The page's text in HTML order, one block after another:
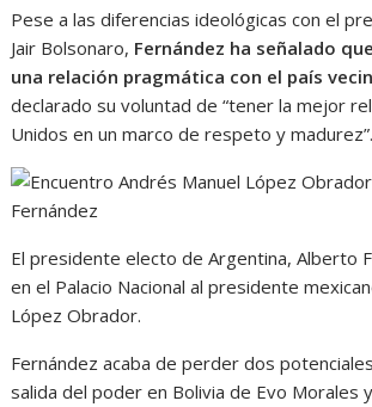
Pese a las diferencias ideológicas con el
Jair Bolsonaro, Fernández ha señalado
una relación pragmática con el país
declarado su voluntad de “tener la mejor
Unidos en un marco de respeto y madurez”.
El presidente electo de Argentina, Alberto
en el Palacio Nacional al presidente
López Obrador.
Fernández acaba de perder dos
salida del poder en Bolivia de Evo Morales